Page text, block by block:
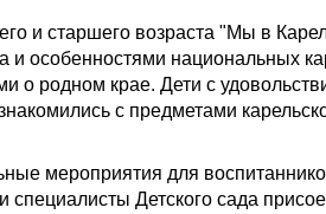
и старшего возраста "Мы в
и особенностями национальных
о родном крае. Дети с
с предметами
мероприятия для
специалисты Детского сада